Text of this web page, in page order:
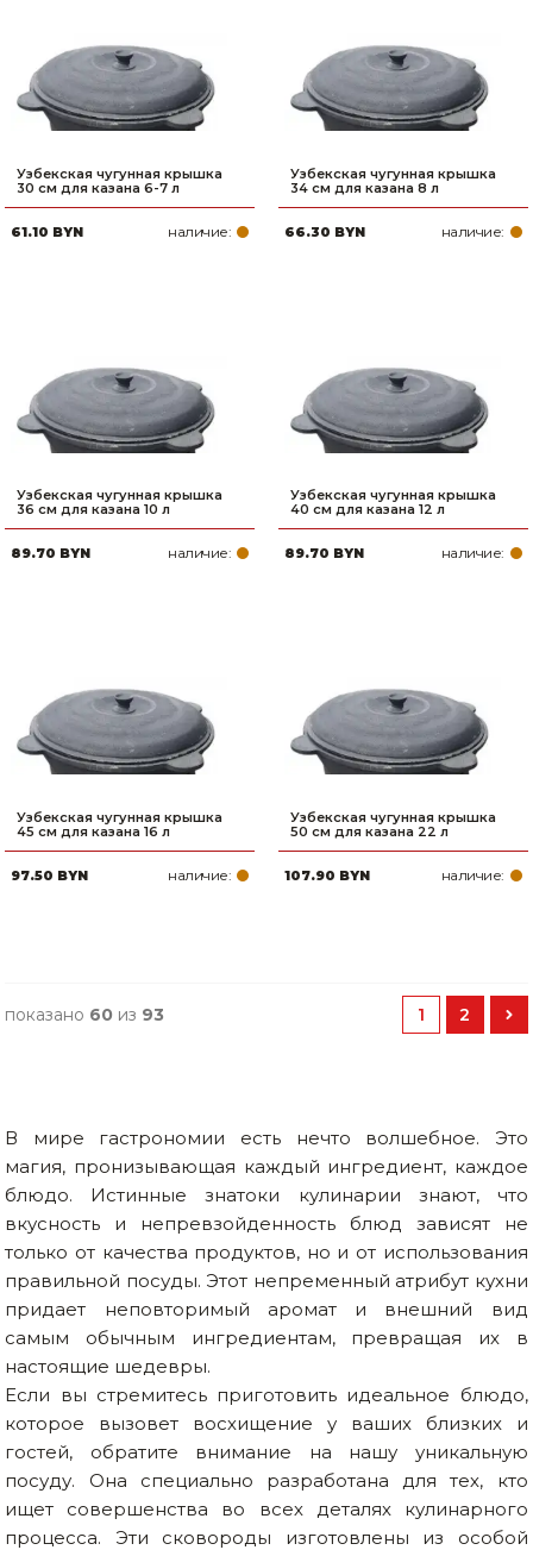
Узбекская чугунная крышка
30 см для казана 6-7 л
61.10 BYN наличие:
Узбекская чугунная крышка
34 см для казана 8 л
66.30 BYN наличие:
Узбекская чугунная крышка
36 см для казана 10 л
89.70 BYN наличие:
Узбекская чугунная крышка
40 см для казана 12 л
89.70 BYN наличие:
Узбекская чугунная крышка
45 см для казана 16 л
97.50 BYN наличие:
Узбекская чугунная крышка
50 см для казана 22 л
107.90 BYN наличие:
показано 60 из 93 1 2
В мире гастрономии есть нечто волшебное. Это
магия, пронизывающая каждый ингредиент, каждое
блюдо. Истинные знатоки кулинарии знают, что
вкусность и непревзойденность блюд зависят не
только от качества продуктов, но и от использования
правильной посуды. Этот непременный атрибут кухни
придает неповторимый аромат и внешний вид
самым обычным ингредиентам, превращая их в
настоящие шедевры.
Если вы стремитесь приготовить идеальное блюдо,
которое вызовет восхищение у ваших близких и
гостей, обратите внимание на нашу уникальную
посуду. Она специально разработана для тех, кто
ищет совершенства во всех деталях кулинарного
процесса. Эти сковороды изготовлены из особой